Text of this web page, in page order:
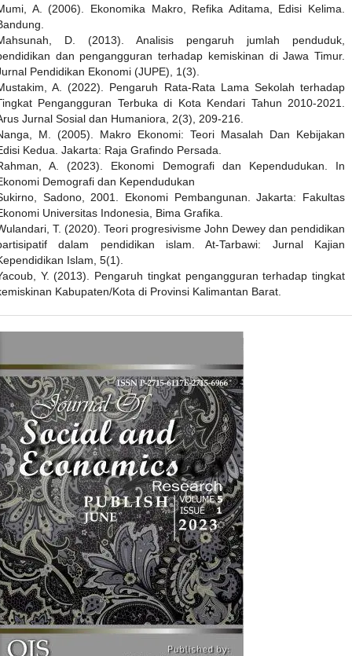
A. (2006). Ekonomika Makro, Refika Aditama, Edisi Kelima.
D. (2013). Analisis pengaruh jumlah penduduk,
dan pengangguran terhadap kemiskinan di Jawa Timur.
Pendidikan Ekonomi (JUPE), 1(3).
A. (2022). Pengaruh Rata-Rata Lama Sekolah terhadap
Pengangguran Terbuka di Kota Kendari Tahun 2010-2021.
Jurnal Sosial dan Humaniora, 2(3), 209-216.
M. (2005). Makro Ekonomi: Teori Masalah Dan Kebijakan
Kedua. Jakarta: Raja Grafindo Persada.
A. (2023). Ekonomi Demografi dan Kependudukan. In
Demografi dan Kependudukan
Sadono, 2001. Ekonomi Pembangunan. Jakarta: Fakultas
Universitas Indonesia, Bima Grafika.
T. (2020). Teori progresivisme John Dewey dan pendidikan
dalam pendidikan islam. At-Tarbawi: Jurnal Kajian
Islam, 5(1).
Y. (2013). Pengaruh tingkat pengangguran terhadap tingkat
Kabupaten/Kota di Provinsi Kalimantan Barat.